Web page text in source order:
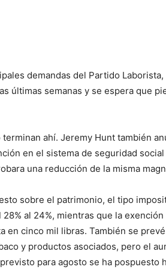
demandas del Partido
últimas semanas y se espera que
ahí. Jeremy Hunt también
en el sistema de seguridad
una reducción de la misma
sobre el patrimonio, el tipo
al 24%, mientras que la
en cinco mil libras. También se
y productos asociados, pero el
para agosto se ha pospuesto